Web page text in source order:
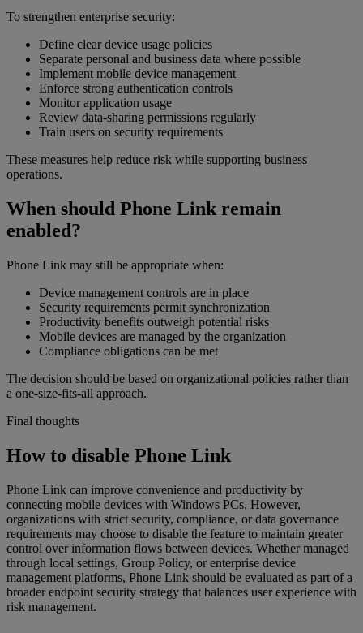
To strengthen enterprise security:
Define clear device usage policies
Separate personal and business data where possible
Implement mobile device management
Enforce strong authentication controls
Monitor application usage
Review data-sharing permissions regularly
Train users on security requirements
These measures help reduce risk while supporting business
operations.
When should Phone Link remain
enabled?
Phone Link may still be appropriate when:
Device management controls are in place
Security requirements permit synchronization
Productivity benefits outweigh potential risks
Mobile devices are managed by the organization
Compliance obligations can be met
The decision should be based on organizational policies rather than
a one-size-fits-all approach.
Final thoughts
How to disable Phone Link
Phone Link can improve convenience and productivity by
connecting mobile devices with Windows PCs. However,
organizations with strict security, compliance, or data governance
requirements may choose to disable the feature to maintain greater
control over information flows between devices. Whether managed
through local settings, Group Policy, or enterprise device
management platforms, Phone Link should be evaluated as part of a
broader endpoint security strategy that balances user experience with
risk management.